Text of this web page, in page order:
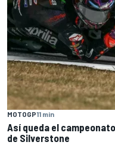
MOTOGP11 min
Así queda el
de Silverstone